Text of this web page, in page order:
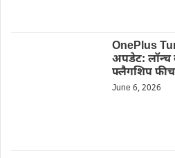
OnePlus
अपडेट: लॉन्च
फ्लैगशिप
June 6, 2026